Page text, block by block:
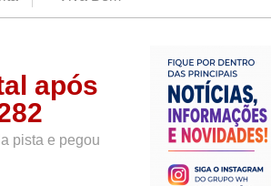
após
pista e pegou